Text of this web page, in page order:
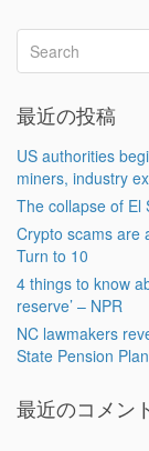
最近の投稿
US authorities
miners, industry
The collapse of El
Crypto scams are
Turn to 10
4 things to know
reserve’ – NPR
NC lawmakers
State Pension
最近のコメン